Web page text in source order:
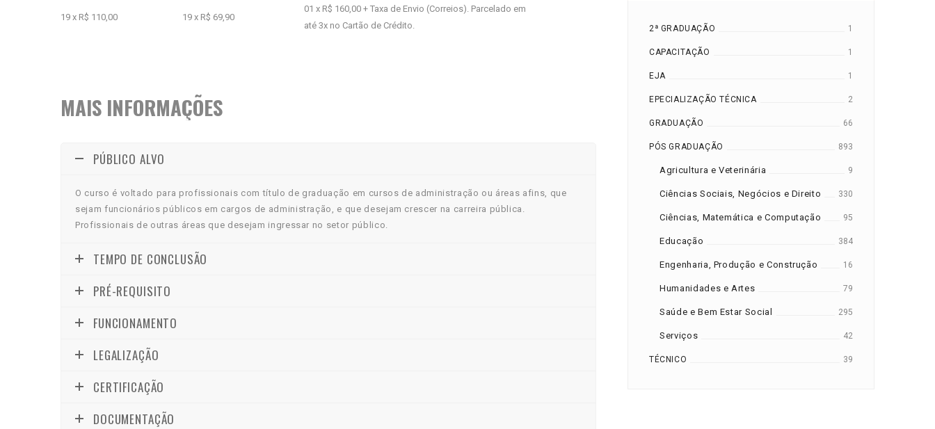
19 x R$ 110,00 19 x R$ 69,90
01 x R$ 160,00 + Taxa de Envio (Correios). Parcelado em
até 3x no Cartão de Crédito.
MAIS INFORMAÇÕES
PÚBLICO ALVO
O curso é voltado para profissionais com título de graduação em cursos de administração ou áreas afins, que
sejam funcionários públicos em cargos de administração, e que desejam crescer na carreira pública.
Profissionais de outras áreas que desejam ingressar no setor público.
TEMPO DE CONCLUSÃO
PRÉ-REQUISITO
FUNCIONAMENTO
LEGALIZAÇÃO
CERTIFICAÇÃO
DOCUMENTAÇÃO
2ª GRADUAÇÃO 1
CAPACITAÇÃO 1
EJA 1
EPECIALIZAÇÃO TÉCNICA 2
GRADUAÇÃO 66
PÓS GRADUAÇÃO 893
Agricultura e Veterinária 9
Ciências Sociais, Negócios e Direito 330
Ciências, Matemática e Computação 95
Educação 384
Engenharia, Produção e Construção 16
Humanidades e Artes 79
Saúde e Bem Estar Social 295
Serviços 42
TÉCNICO 39